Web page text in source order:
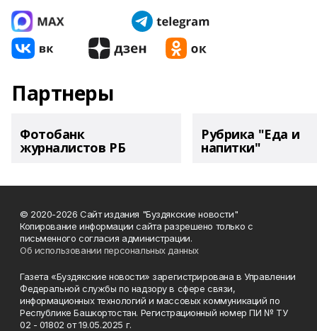
Партнеры
Фотобанк
журналистов РБ
Рубрика "Еда и
напитки"
© 2020-2026 Сайт издания "Буздякские новости"
Копирование информации сайта разрешено только с
письменного согласия администрации.
Об использовании персональных данных
Газета «Буздякские новости» зарегистрирована в Управлении
Федеральной службы по надзору в сфере связи,
информационных технологий и массовых коммуникаций по
Республике Башкортостан. Регистрационный номер ПИ № ТУ
02 - 01802 от 19.05.2025 г.